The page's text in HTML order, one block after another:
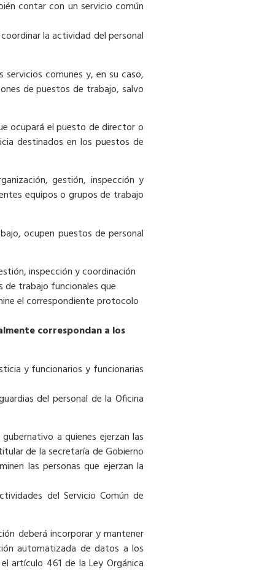
contar con un servicio común
la actividad del personal
comunes y, en su caso,
de puestos de trabajo, salvo
ocupará el puesto de director o
destinados en los puestos de
gestión, inspección y
equipos o grupos de trabajo
ocupen puestos de personal
inspección y coordinación
de trabajo funcionales que
el correspondiente protocolo
correspondan a los
y funcionarios y funcionarias
del personal de la Oficina
a quienes ejerzan las
de la secretaría de Gobierno
las personas que ejerzan la
del Servicio Común de
deberá incorporar y mantener
automatizada de datos a los
artículo 461 de la Ley Orgánica